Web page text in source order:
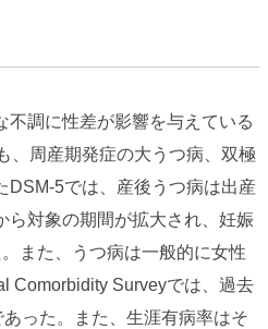
調に性差が影響を与えている
、周産期発症の大うつ病、双極
DSM-5では、産後うつ病は出産
ら対象の期間が拡大され、妊娠
また、うつ病は一般的に女性
Comorbidity Surveyでは、過去
った。また、生涯有病率はそ